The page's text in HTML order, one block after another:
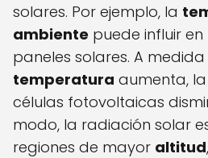
solares. Por ejemplo, la
ambiente puede influir
paneles solares. A
temperatura aumenta,
células fotovoltaicas
modo, la radiación solar
regiones de mayor altitud